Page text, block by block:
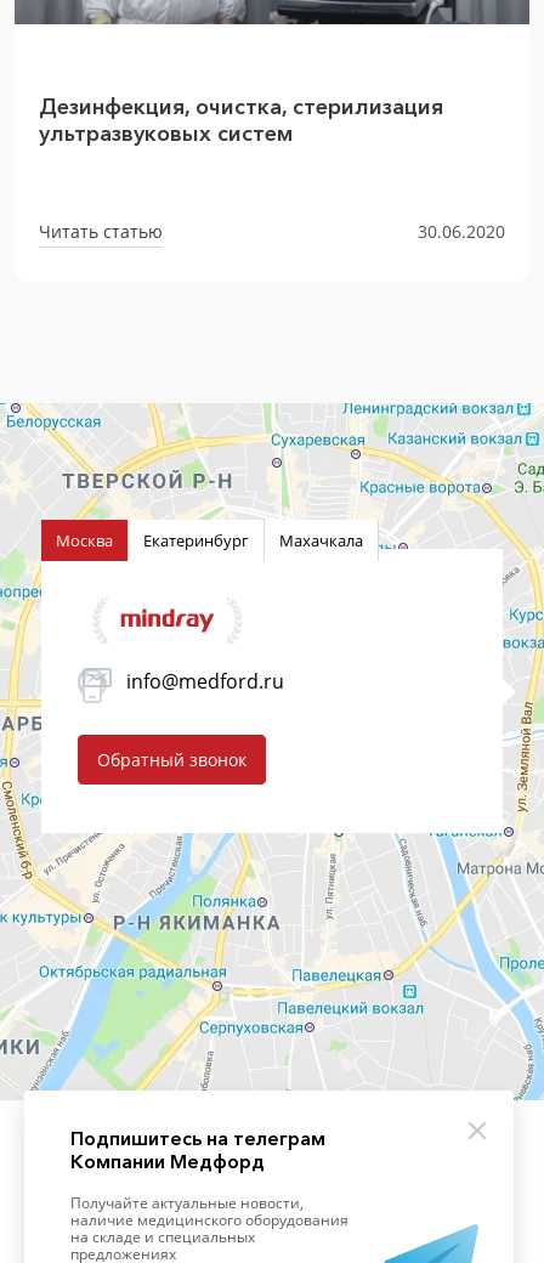
Дезинфекция, очистка, стерилизация
ультразвуковых систем
30.06.2020
Читать статью
Москва Екатеринбург Махачкала
info@medford.ru
Обратный звонок
Подпишитесь на телеграм
Компании Медфорд
Получайте актуальные новости,
наличие медицинского оборудования
на складе и специальных
предложениях